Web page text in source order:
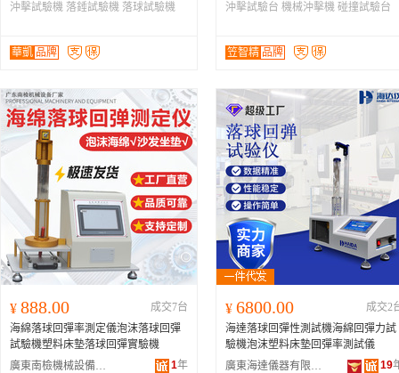
沖擊試驗機 落錘試驗機 落球試驗機
華凱 品牌
沖擊試驗台 機械沖擊機 碰撞試驗台
笠智精 品牌
¥ 888.00
成交7台
海綿落球回彈率測定儀泡沫落球回彈
試驗機塑料床墊落球回彈實驗機
廣東南檢機械設備有限公司
1年
¥ 6800.00
成交2
海達落球回彈性測試機海綿回彈力試
驗機泡沫塑料床墊回彈率測試儀
廣東海達儀器有限公司
19